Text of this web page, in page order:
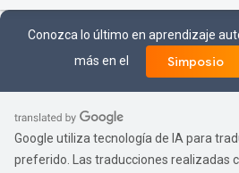
Conozca lo último en aprendizaje
más en el
Simposio
Google utiliza tecnología de IA para
preferido. Las traducciones realizadas